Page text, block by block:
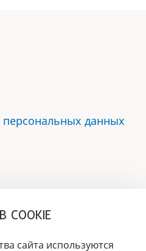
данных
сайта используются